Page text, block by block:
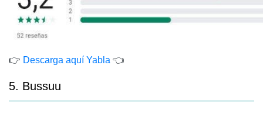
👉 Descarga aquí Yabla 👈
5. Bussuu